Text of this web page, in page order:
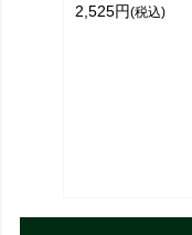
2,525円(税込)